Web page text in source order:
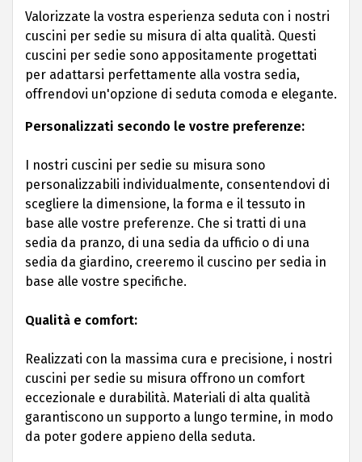
Valorizzate la vostra esperienza seduta con i nostri
cuscini per sedie su misura di alta qualità. Questi
cuscini per sedie sono appositamente progettati
per adattarsi perfettamente alla vostra sedia,
offrendovi un'opzione di seduta comoda e elegante.
Personalizzati secondo le vostre preferenze:
I nostri cuscini per sedie su misura sono
personalizzabili individualmente, consentendovi di
scegliere la dimensione, la forma e il tessuto in
base alle vostre preferenze. Che si tratti di una
sedia da pranzo, di una sedia da ufficio o di una
sedia da giardino, creeremo il cuscino per sedia in
base alle vostre specifiche.
Qualità e comfort:
Realizzati con la massima cura e precisione, i nostri
cuscini per sedie su misura offrono un comfort
eccezionale e durabilità. Materiali di alta qualità
garantiscono un supporto a lungo termine, in modo
da poter godere appieno della seduta.